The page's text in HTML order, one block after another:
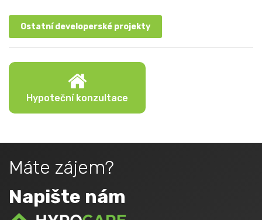
Ostatní developerské projekty
Hypoteční konzultace
Máte zájem?
Napište nám